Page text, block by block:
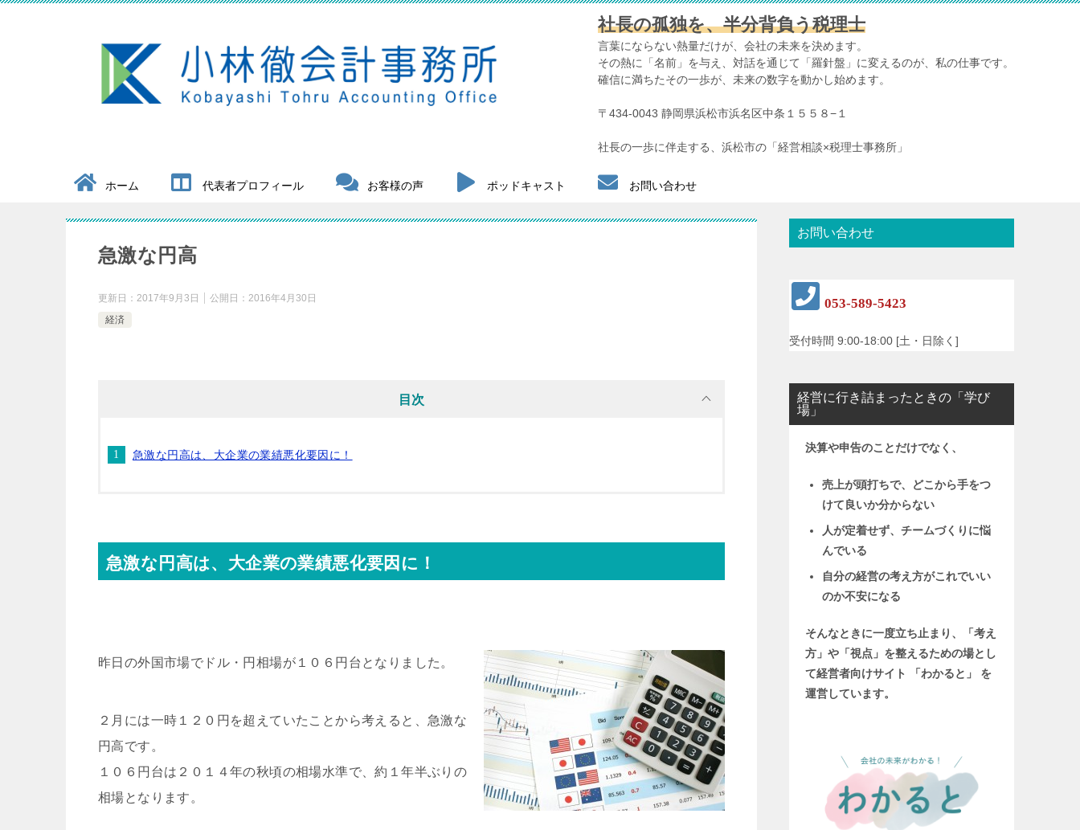
社長の孤独を、半分背負う税理士
言葉にならない熱量だけが、会社の未来を決めます。
その熱に「名前」を与え、対話を通じて「羅針盤」に変えるのが、私の仕事です。
確信に満ちたその一歩が、未来の数字を動かし始めます。
〒434-0043 静岡県浜松市浜名区中条１５５８−１
社長の一歩に伴走する、浜松市の「経営相談×税理士事務所」
ホーム 代表者プロフィール お客様の声 ポッドキャスト お問い合わせ
急激な円高
更新日： 2017年9月3日 公開日： 2016年4月30日
経済
目次
急激な円高は、大企業の業績悪化要因に！
急激な円高は、大企業の業績悪化要因に！
昨日の外国市場でドル・円相場が１０６円台となりました。
２月には一時１２０円を超えていたことから考えると、急激な
円高です。
１０６円台は２０１４年の秋頃の相場水準で、約１年半ぶりの
相場となります。
お問い合わせ
053-589-5423
受付時間 9:00-18:00 [土・日除く]
経営に行き詰まったときの「学び
場」
決算や申告のことだけでなく、
売上が頭打ちで、どこから手をつ
けて良いか分からない
人が定着せず、チームづくりに悩
んでいる
自分の経営の考え方がこれでいい
のか不安になる
そんなときに一度立ち止まり、「考え
方」や「視点」を整えるための場とし
て経営者向けサイト 「わかると」 を
運営しています。